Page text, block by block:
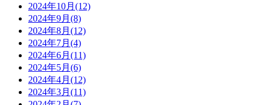
2024年10月(12)
2024年9月(8)
2024年8月(12)
2024年7月(4)
2024年6月(11)
2024年5月(6)
2024年4月(12)
2024年3月(11)